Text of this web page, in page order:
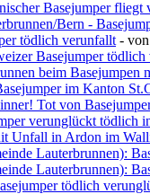
Basejumper
Bern -
tödlich verunfallt - von
Basejumper
beim
im Kanton
Tot von
verunglückt tödlich
Unfall in Ardon im
Lauterbrunnen):
Lauterbrunnen):
tödlich